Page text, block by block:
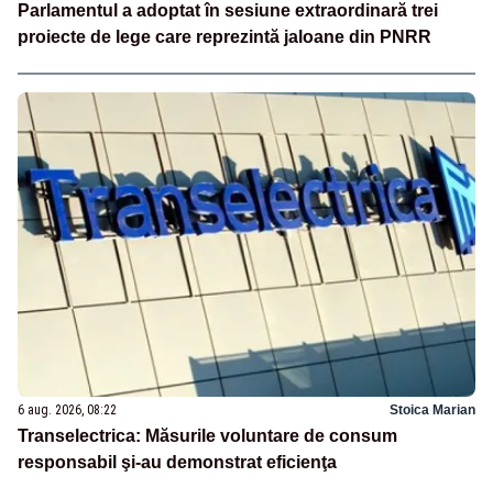
Parlamentul a adoptat în sesiune extraordinară trei
proiecte de lege care reprezintă jaloane din PNRR
6 aug. 2026, 08:22 Stoica Marian
Transelectrica: Măsurile voluntare de consum
responsabil şi-au demonstrat eficienţa